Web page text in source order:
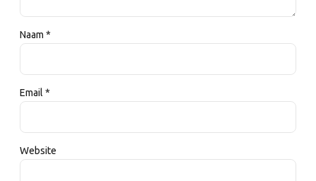
Naam *
Email *
Website